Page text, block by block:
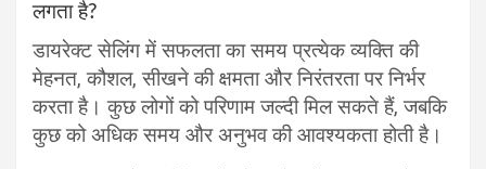
लगता है?
डायरेक्ट सेलिंग में सफलता का समय प्रत्येक व्यक्ति की
मेहनत, कौशल, सीखने की क्षमता और निरंतरता पर निर्भर
करता है। कुछ लोगों को परिणाम जल्दी मिल सकते हैं, जबकि
कुछ को अधिक समय और अनुभव की आवश्यकता होती है।